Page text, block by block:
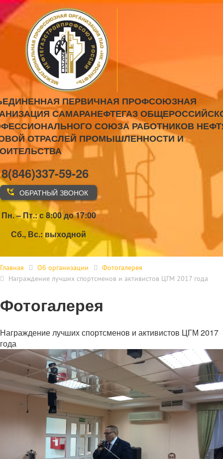
ПЕРВИЧНАЯ ПРОФСОЮЗНАЯ
САМАРАНЕФТЕГАЗ
СОЮЗА РАБОТНИКОВ
ОТРАСЛЕЙ ПРОМЫШЛЕННОСТИ И
8(846)337-59-26
ОБРАТНЫЙ ЗВОНОК
Пн. – Пт.: с 8:00 до 17:00
Сб., Вс.: выходной
Главная Об организации
Фотогалерея
Награждение лучших спортсменов и активистов ЦГМ 2017 года
Фотогалерея
Награждение лучших спортсменов и активистов ЦГМ 2017
года